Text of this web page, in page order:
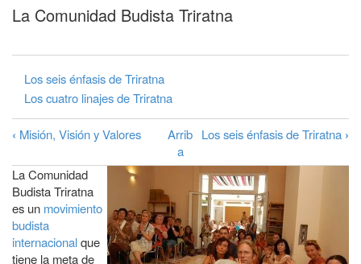
enlaces
de
ayuda
a
la
navegación
La Comunidad Budista Triratna
Los seis énfasis de Triratna
Los cuatro linajes de Triratna
Enlaces
transversales
de
Book
para
‹ Misión, Visión y Valores
Arrib
a
Los seis énfasis de Triratna ›
La Comunidad
Budista Triratna
es un movimiento
budista
internacionalque
tiene la meta de